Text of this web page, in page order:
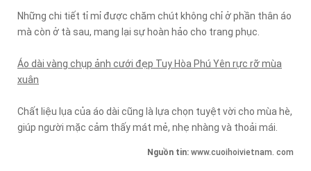
Những chi tiết tỉ mỉ được chăm chút không chỉ ở phần thân áo
mà còn ở tà sau, mang lại sự hoàn hảo cho trang phục.
Áo dài vàng chụp ảnh cưới đẹp Tuy Hòa Phú Yên rực rỡ mùa
xuân
Chất liệu lụa của áo dài cũng là lựa chọn tuyệt vời cho mùa hè,
giúp người mặc cảm thấy mát mẻ, nhẹ nhàng và thoải mái.
Nguồn tin: www.cuoihoivietnam. com